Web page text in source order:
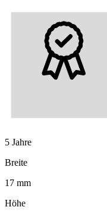
5 Jahre
Breite
17 mm
Höhe